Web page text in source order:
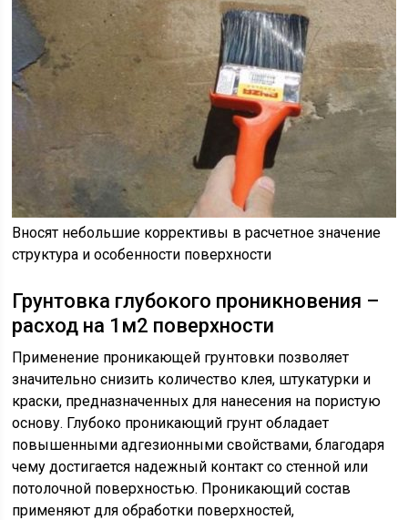
Вносят небольшие коррективы в расчетное значение
структура и особенности поверхности
Грунтовка глубокого проникновения –
расход на 1м2 поверхности
Применение проникающей грунтовки позволяет
значительно снизить количество клея, штукатурки и
краски, предназначенных для нанесения на пористую
основу. Глубоко проникающий грунт обладает
повышенными адгезионными свойствами, благодаря
чему достигается надежный контакт со стенной или
потолочной поверхностью. Проникающий состав
применяют для обработки поверхностей,